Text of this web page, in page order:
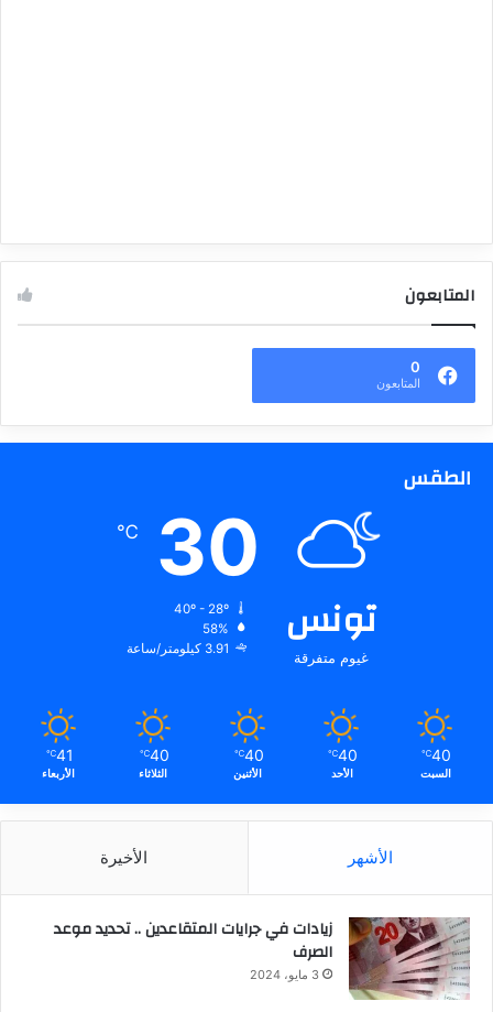
المتابعون
0
المتابعون
الطقس
تونس
غيوم متفرقة
30
℃
58%
3.91 كيلومتر/ساعة
40
℃
السبت
40
℃
الأحد
40
℃
الأثنين
40
℃
الثلاثاء
41
℃
الأربعاء
الأشهر الأخيرة
زيادات في جرايات المتقاعدين .. تحديد موعد
الصرف
3 مايو، 2024